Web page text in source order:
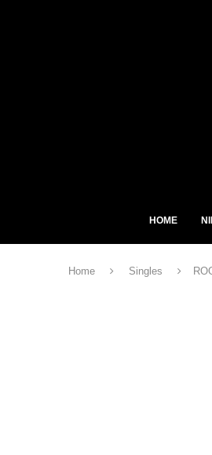
HOME
Home Singles